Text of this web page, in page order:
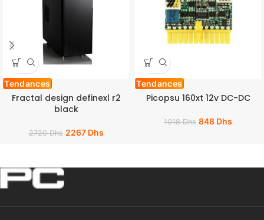
Tendances
Fractal design definexl r2
black
2720Dhs 2267 Dhs
Tendances
Picopsu 160xt 12v DC-DC
1018Dhs 848 Dhs